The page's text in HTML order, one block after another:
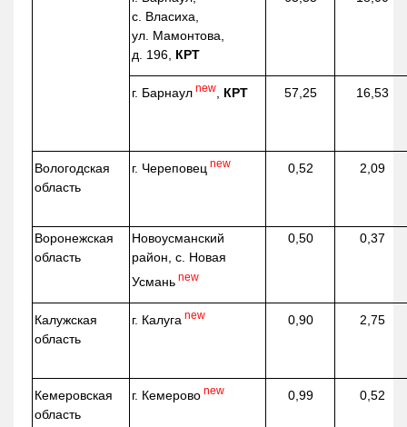
с. Власиха,
ул. Мамонтова,
д. 196, КРТ
г. Барнаул new КРТ 57,25 16,53
Вологодская
область
г. Череповец new 0,52 2,09
Воронежская
область
Новоусманский
район, с. Новая
Усмань new
0,50 0,37
Калужская
область
г. Калуга new 0,90 2,75
Кемеровская
область
г. Кемерово new 0,99 0,52